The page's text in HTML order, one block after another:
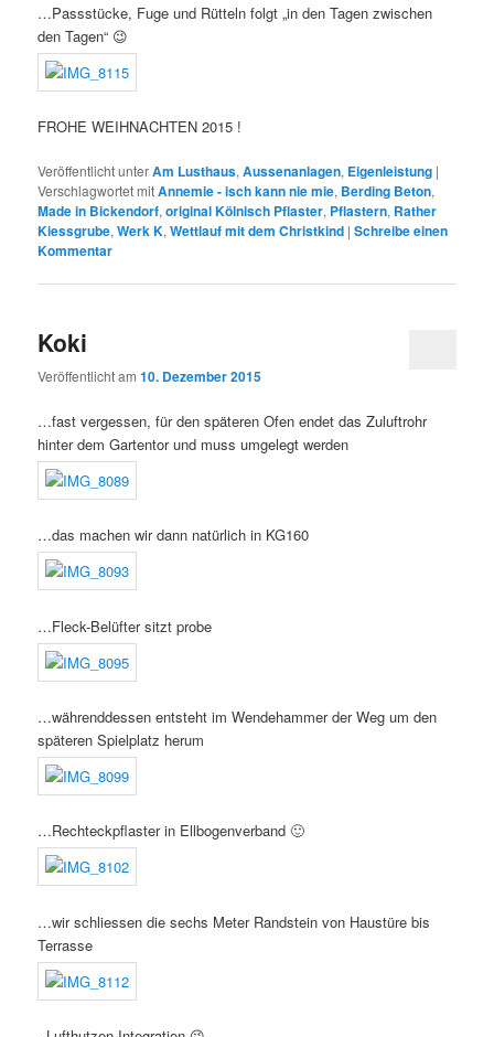
…Passstücke, Fuge und Rütteln folgt „in den Tagen zwischen
den Tagen“ 😉
FROHE WEIHNACHTEN 2015 !
Veröffentlicht unterAm Lusthaus,Aussenanlagen, Eigenleistung |
Verschlagwortet mitAnnemie - isch kann nie mie, Berding Beton,
Made in Bickendorf,original Kölnisch Pflaster, Pflastern, Rather
Kiessgrube,Werk K,Wettlauf mit dem Christkind |Schreibe einen
Kommentar
Koki
Veröffentlicht am10. Dezember 2015
…fast vergessen, für den späteren Ofen endet das Zuluftrohr
hinter dem Gartentor und muss umgelegt werden
…das machen wir dann natürlich in KG160
…Fleck-Belüfter sitzt probe
…währenddessen entsteht im Wendehammer der Weg um den
späteren Spielplatz herum
…Rechteckpflaster in Ellbogenverband 🙂
…wir schliessen die sechs Meter Randstein von Haustüre bis
Terrasse